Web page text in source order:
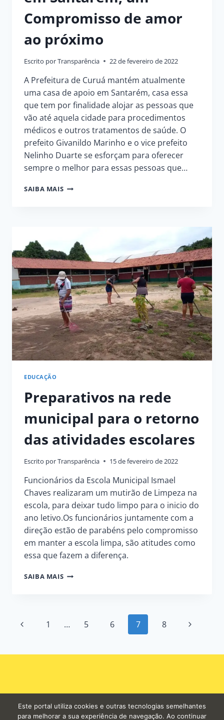
Compromisso de amor
ao próximo
Escrito porTransparência 22 de fevereiro de 2022
A Prefeitura de Curuá mantém atualmente
uma casa de apoio em Santarém, casa essa
que tem por finalidade alojar as pessoas que
vão até aquela cidade para procedimentos
médicos e outros tratamentos de saúde. O
prefeito Givanildo Marinho e o vice prefeito
Nelinho Duarte se esforçam para oferecer
sempre o melhor para essas pessoas que…
SAIBA MAISCASA
SANTARÉM,
UM
COMPROMISSO
DE
AMOR
AO
PRÓXIMO
EDUCAÇÃO
Preparativos na rede
municipal para o retorno
das atividades escolares
Escrito porTransparência 15 de fevereiro de 2022
Funcionários da Escola Municipal Ismael
Chaves realizaram um mutirão de Limpeza na
escola, para deixar tudo limpo para o inicio do
ano letivo.Os funcionários juntamente com a
direção estão de parabéns pelo compromisso
em manter a escola limpa, são atitudes como
essa que fazem a diferença.
SAIBA MAISPREPARATIVOS
O
ATIVIDADES
Page
1 … 5 6 7 8
Este portal utiliza cookies e outras tecnologias semelhantes
para melhorar a sua experiência de navegação. Ao continuar